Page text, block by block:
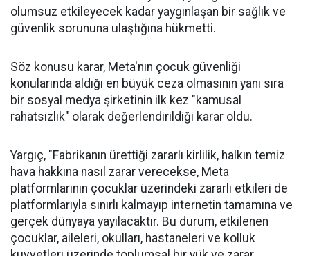
olumsuz etkileyecek kadar yaygınlaşan bir sağlık ve
güvenlik sorununa ulaştığına hükmetti.
Söz konusu karar, Meta'nın çocuk güvenliği
konularında aldığı en büyük ceza olmasının yanı sıra
bir sosyal medya şirketinin ilk kez "kamusal
rahatsızlık" olarak değerlendirildiği karar oldu.
Yargıç, "Fabrikanın ürettiği zararlı kirlilik, halkın temiz
hava hakkına nasıl zarar verecekse, Meta
platformlarının çocuklar üzerindeki zararlı etkileri de
platformlarıyla sınırlı kalmayıp internetin tamamına ve
gerçek dünyaya yayılacaktır. Bu durum, etkilenen
çocuklar, aileleri, okulları, hastaneleri ve kolluk